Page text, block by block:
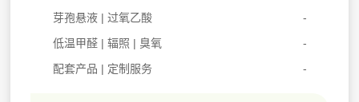
芽孢悬液 | 过氧乙酸
低温甲醛 | 辐照 | 臭氧
配套产品 | 定制服务